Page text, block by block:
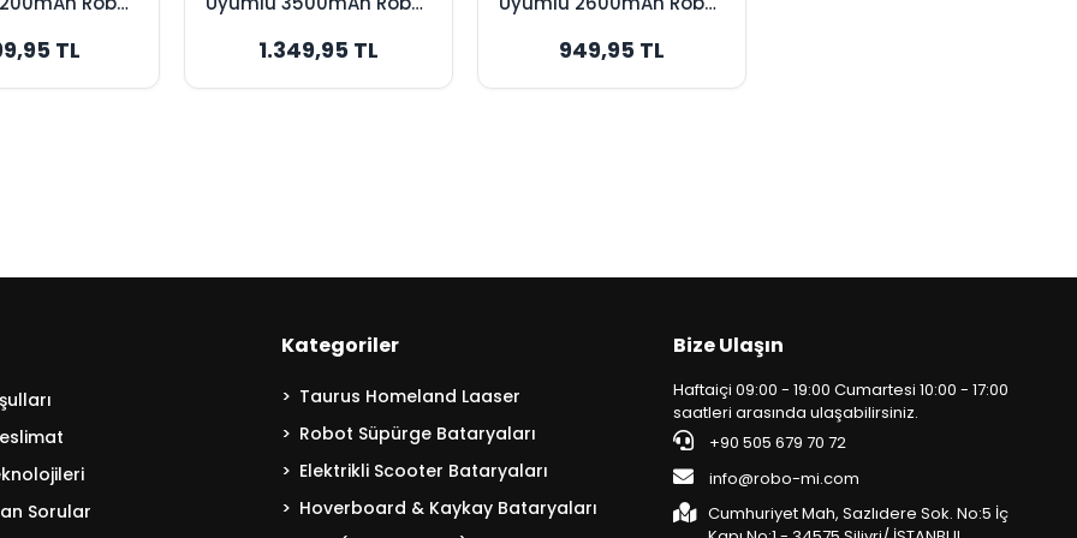
Kapasite
TL
Maksimum Kapasite
1.349,95 TL
Orijinal Kapasite
949,95 TL
Sorular
Kategoriler
Taurus Homeland Laaser
Robot Süpürge Bataryaları
Elektrikli Scooter Bataryaları
Hoverboard & Kaykay Bataryaları
Bize Ulaşın
Haftaiçi 09:00 - 19:00 Cumartesi 10:00 - 17:00
saatleri arasında ulaşabilirsiniz.
+90 505 679 70 72
info@robo-mi.com
Cumhuriyet Mah, Sazlıdere Sok. No:5 İç